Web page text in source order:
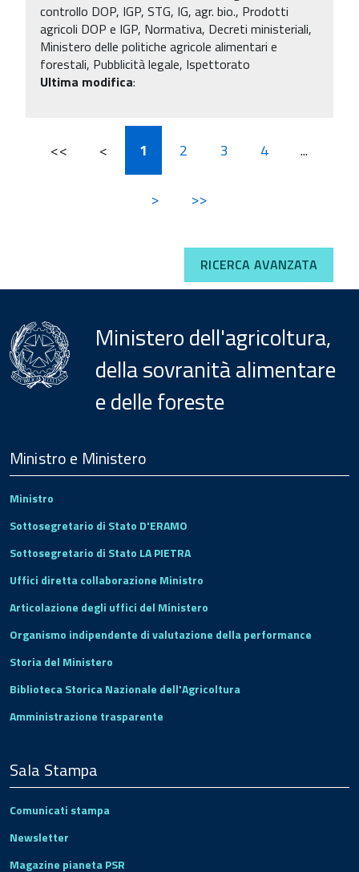
controllo DOP, IGP, STG, IG, agr. bio., Prodotti
agricoli DOP e IGP, Normativa, Decreti ministeriali,
Ministero delle politiche agricole alimentari e
forestali, Pubblicità legale, Ispettorato
Ultima modifica:
<< < 1 2 3 4 ...
> >>
RICERCA AVANZATA
Ministero dell'agricoltura,
della sovranità alimentare
e delle foreste
Footer
Ministro e Ministero
Ministro
Sottosegretario di Stato D'ERAMO
Sottosegretario di Stato LA PIETRA
Uffici diretta collaborazione Ministro
Articolazione degli uffici del Ministero
Organismo indipendente di valutazione della performance
Storia del Ministero
Biblioteca Storica Nazionale dell'Agricoltura
Amministrazione trasparente
Sala Stampa
Comunicati stampa
Newsletter
Magazine pianeta PSR